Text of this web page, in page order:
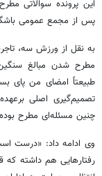
این پرونده سوالاتی
پس از مجمع عمومی
به نقل از ورزش سه،
مطرح شدن مبالغ
طبیعتاً امضای من پای
تصمیم‌گیری اصلی
چنین مسئله‌ای مطرح
وی ادامه داد: «درست
رفتارهایی هم داشته که